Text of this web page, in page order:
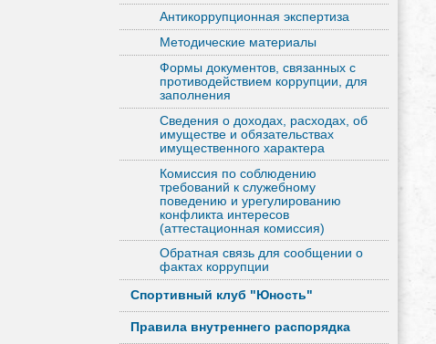
Антикоррупционная экспертиза
Методические материалы
Формы документов, связанных с
противодействием коррупции, для
заполнения
Сведения о доходах, расходах, об
имуществе и обязательствах
имущественного характера
Комиссия по соблюдению
требований к служебному
поведению и урегулированию
конфликта интересов
(аттестационная комиссия)
Обратная связь для сообщении о
фактах коррупции
Спортивный клуб "Юность"
Правила внутреннего распорядка